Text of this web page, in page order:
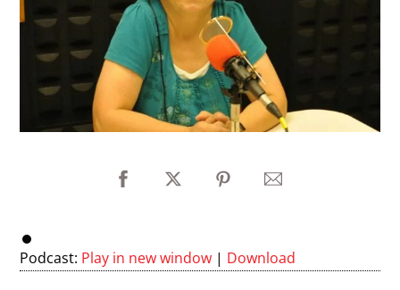
Podcast: Play in new window | Download